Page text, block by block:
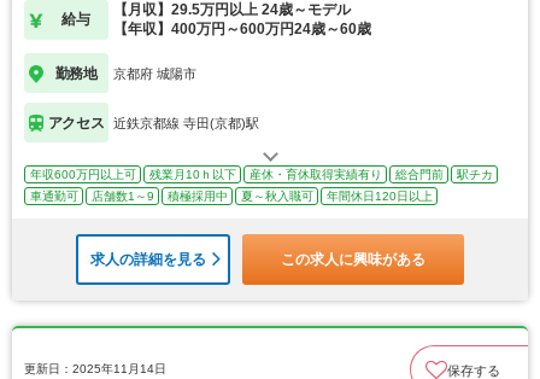
給与
【月収】29.5万円以上 24歳～モデル
【年収】400万円～600万円24歳～60歳
勤務地 京都府 城陽市
アクセス 近鉄京都線 寺田(京都)駅
年収600万円以上可 残業月10ｈ以下 産休・育休取得実績有り 総合門前
駅チカ
車通勤可
店舗数1～9 積極採用中 夏～秋入職可 年間休日120日以上
求人の詳細を見る この求人に興味がある
更新日：2025年11月14日 保存する